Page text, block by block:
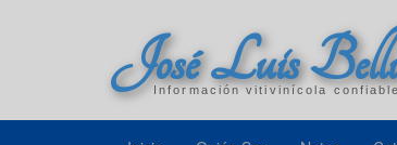
José Luis
Información vitivinícola